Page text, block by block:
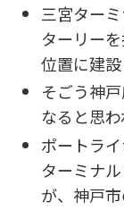
三宮ター
ターリー
位置に建設
そごう神
なると思わ
ポートラ
ターミナ
が、神戸